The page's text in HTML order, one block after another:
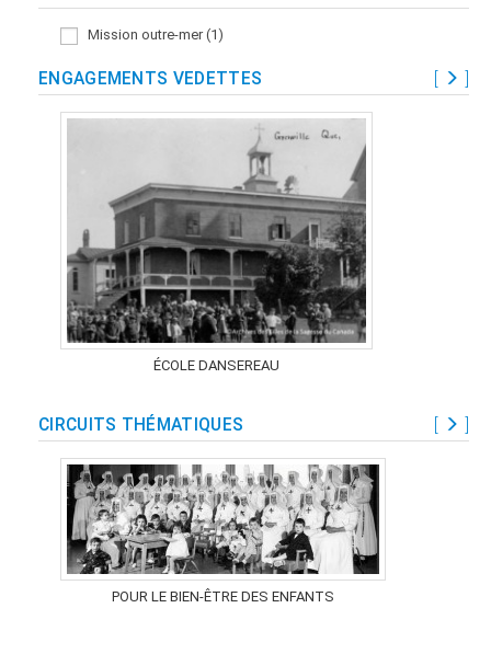
Mission outre-mer (1)
ENGAGEMENTS VEDETTES
ÉCOLE DANSEREAU
CIRCUITS THÉMATIQUES
POUR LE BIEN-ÊTRE DES ENFANTS